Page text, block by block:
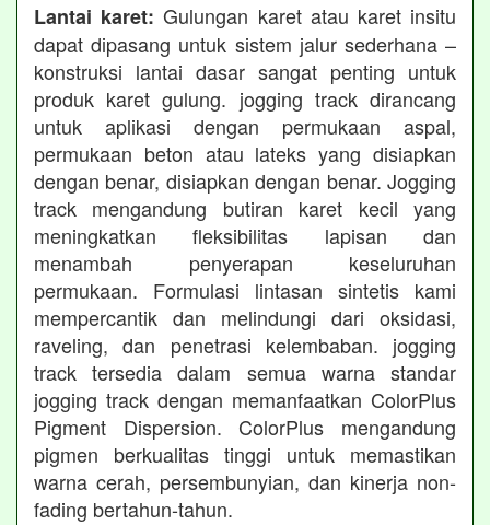
Lantai karet: Gulungan karet atau karet insitu
dapat dipasang untuk sistem jalur sederhana –
konstruksi lantai dasar sangat penting untuk
produk karet gulung. jogging track dirancang
untuk aplikasi dengan permukaan aspal,
permukaan beton atau lateks yang disiapkan
dengan benar, disiapkan dengan benar. Jogging
track mengandung butiran karet kecil yang
meningkatkan fleksibilitas lapisan dan
menambah penyerapan keseluruhan
permukaan. Formulasi lintasan sintetis kami
mempercantik dan melindungi dari oksidasi,
raveling, dan penetrasi kelembaban. jogging
track tersedia dalam semua warna standar
jogging track dengan memanfaatkan ColorPlus
Pigment Dispersion. ColorPlus mengandung
pigmen berkualitas tinggi untuk memastikan
warna cerah, persembunyian, dan kinerja non-
fading bertahun-tahun.